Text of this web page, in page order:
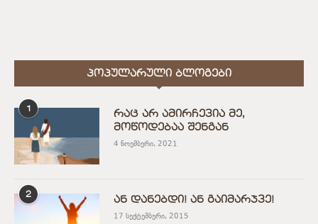
ᲞᲝᲞᲣᲚᲐᲠᲣᲚᲘ ᲑᲚᲝᲒᲔᲑᲘ
1
რაც არ ამირჩევია მე,
მოწოდებაა შენგან
4 ნოემბერი, 2021
2
ან დანებდი! ან გაიმარჯვე!
17 სექტემბერი, 2015